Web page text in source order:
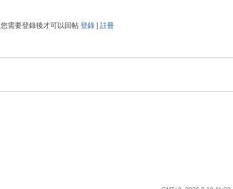
您需要登錄後才可以回帖 登錄| 註冊